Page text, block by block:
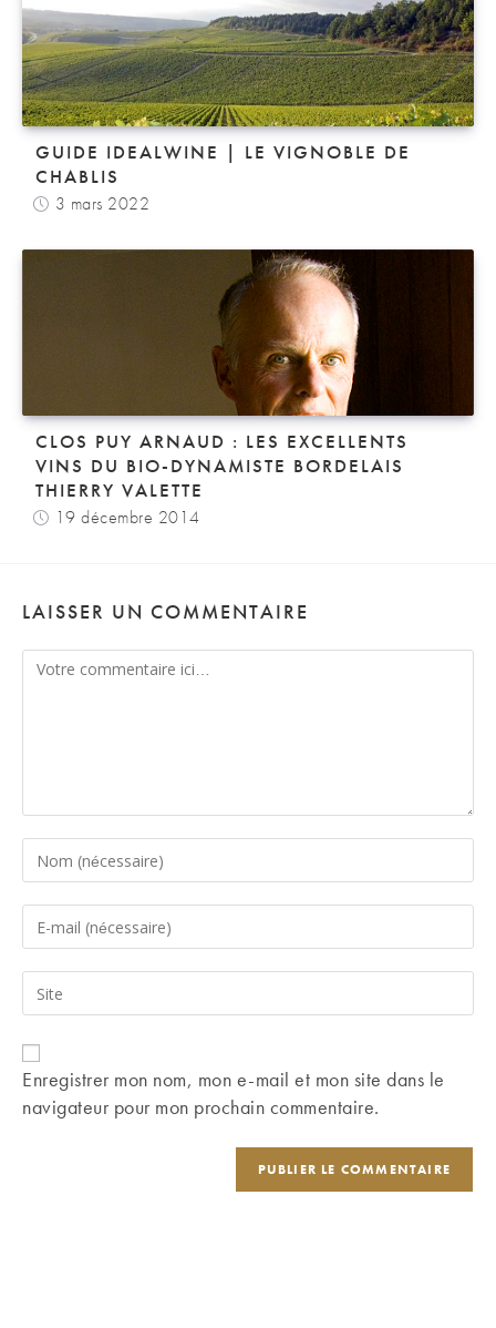
GUIDE IDEALWINE | LE VIGNOBLE DE
CHABLIS
3 mars 2022
CLOS PUY ARNAUD : LES EXCELLENTS
VINS DU BIO-DYNAMISTE BORDELAIS
THIERRY VALETTE
19 décembre 2014
LAISSER UN COMMENTAIRE
Comment
Enter
your
name
comment
Enter
your
email
address
comment
Saisir
l’URL
de
votre
(facultatif)
Enregistrer mon nom, mon e-mail et mon site dans le
navigateur pour mon prochain commentaire.